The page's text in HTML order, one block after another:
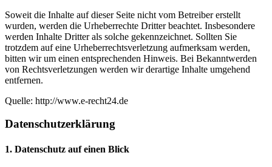
Soweit die Inhalte auf dieser Seite nicht vom Betreiber erstellt
wurden, werden die Urheberrechte Dritter beachtet. Insbesondere
werden Inhalte Dritter als solche gekennzeichnet. Sollten Sie
trotzdem auf eine Urheberrechtsverletzung aufmerksam werden,
bitten wir um einen entsprechenden Hinweis. Bei Bekanntwerden
von Rechtsverletzungen werden wir derartige Inhalte umgehend
entfernen.
Quelle: http://www.e-recht24.de
Datenschutzerklärung
1. Datenschutz auf einen Blick